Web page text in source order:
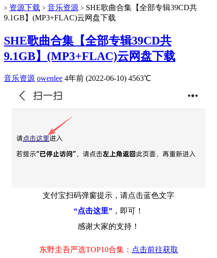
> 资源下载 > 音乐资源 > SHE歌曲合集【全部专辑39CD共
9.1GB】(MP3+FLAC)云网盘下载
SHE歌曲合集【全部专辑39CD共
9.1GB】(MP3+FLAC)云网盘下载
音乐资源 owenlee 4年前 (2022-06-10) 4563℃
支付宝扫码弹窗提示，请点击蓝色文字
“点击这里” ，即可！
感谢大家的支持！
东野圭吾严选TOP10合集： 点击前往获取